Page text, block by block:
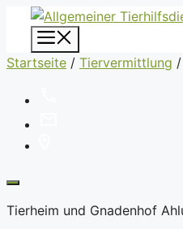
Zum
Inhalt
springen
Startseite / Tiervermittlung /
Tierheim und Gnadenhof